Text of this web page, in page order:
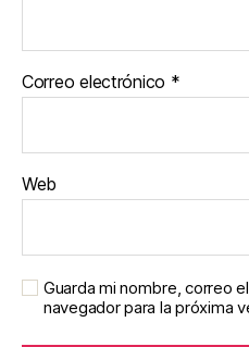
Correo electrónico *
Web
Guarda mi nombre, correo
navegador para la próxima